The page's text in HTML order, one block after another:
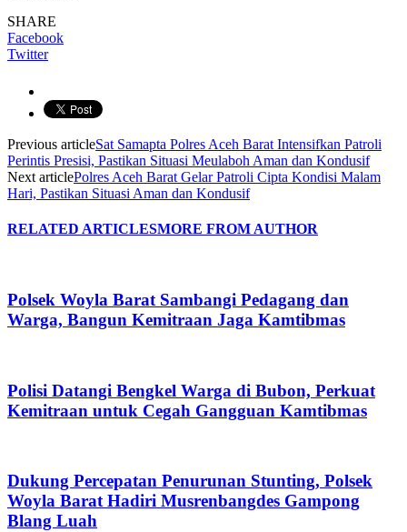
SHARE
Facebook
Twitter
Previous articleSat Samapta Polres Aceh Barat Intensifkan Patroli
Perintis Presisi, Pastikan Situasi Meulaboh Aman dan Kondusif
Next articlePolres Aceh Barat Gelar Patroli Cipta Kondisi Malam
Hari, Pastikan Situasi Aman dan Kondusif
RELATED ARTICLESMORE FROM AUTHOR
Polsek Woyla Barat Sambangi Pedagang dan
Warga, Bangun Kemitraan Jaga Kamtibmas
Polisi Datangi Bengkel Warga di Bubon, Perkuat
Kemitraan untuk Cegah Gangguan Kamtibmas
Dukung Percepatan Penurunan Stunting, Polsek
Woyla Barat Hadiri Musrenbangdes Gampong
Blang Luah